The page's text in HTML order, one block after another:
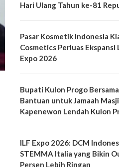
Hari Ulang Tahun ke-81
Pasar Kosmetik Indonesia
Cosmetics Perluas
Expo 2026
Bupati Kulon Progo
Bantuan untuk Jamaah
Kapenewon Lendah Kulon
ILF Expo 2026: DCM
STEMMA Italia yang Bikin
Persen Lebih Ringan